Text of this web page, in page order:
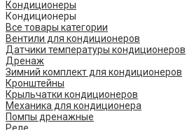
Кондиционеры
Кондиционеры
Все товары категории
Вентили для кондиционеров
Датчики температуры кондиционеров
Дренаж
Зимний комплект для кондиционеров
Кронштейны
Крыльчатки кондиционеров
Механика для кондиционера
Помпы дренажные